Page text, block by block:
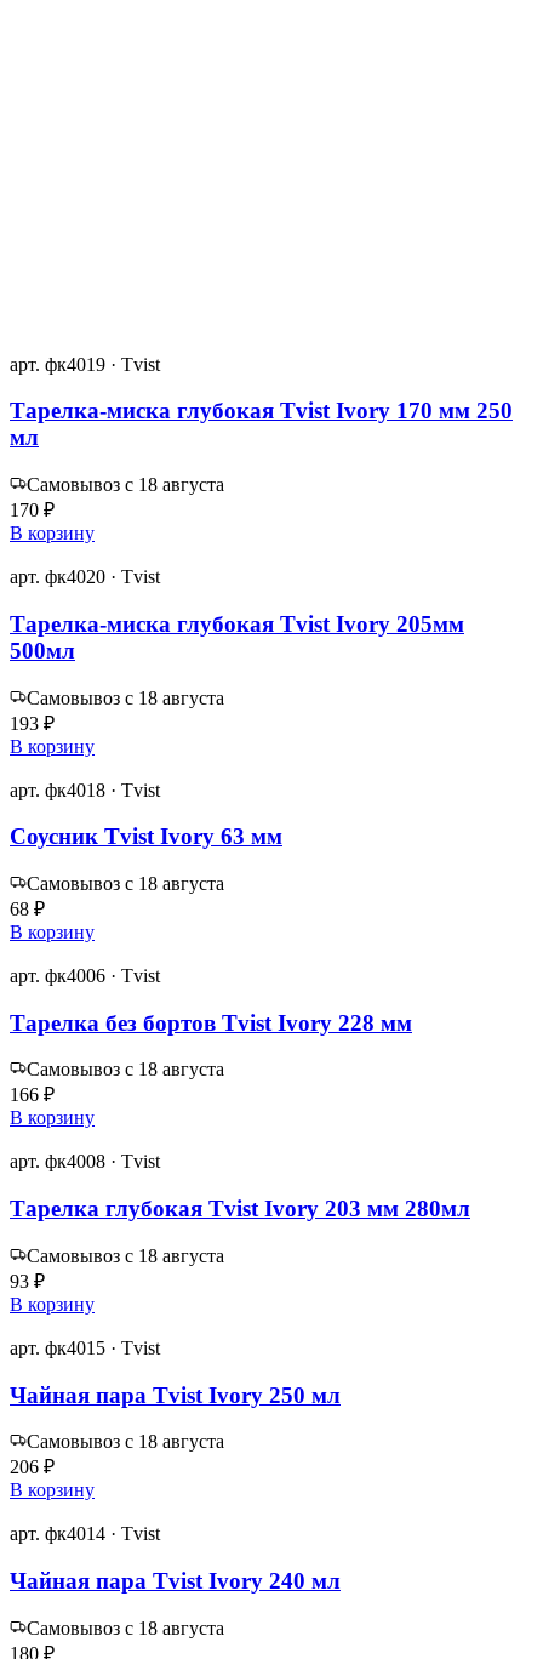
арт. фк4019 · Tvist
Тарелка-миска глубокая Tvist Ivory 170 мм 250
мл
Самовывоз с 18 августа
170 ₽
В корзину
арт. фк4020 · Tvist
Тарелка-миска глубокая Tvist Ivory 205мм
500мл
Самовывоз с 18 августа
193 ₽
В корзину
арт. фк4018 · Tvist
Соусник Tvist Ivory 63 мм
Самовывоз с 18 августа
68 ₽
В корзину
арт. фк4006 · Tvist
Тарелка без бортов Tvist Ivory 228 мм
Самовывоз с 18 августа
166 ₽
В корзину
арт. фк4008 · Tvist
Тарелка глубокая Tvist Ivory 203 мм 280мл
Самовывоз с 18 августа
93 ₽
В корзину
арт. фк4015 · Tvist
Чайная пара Tvist Ivory 250 мл
Самовывоз с 18 августа
206 ₽
В корзину
арт. фк4014 · Tvist
Чайная пара Tvist Ivory 240 мл
Самовывоз с 18 августа
180 ₽